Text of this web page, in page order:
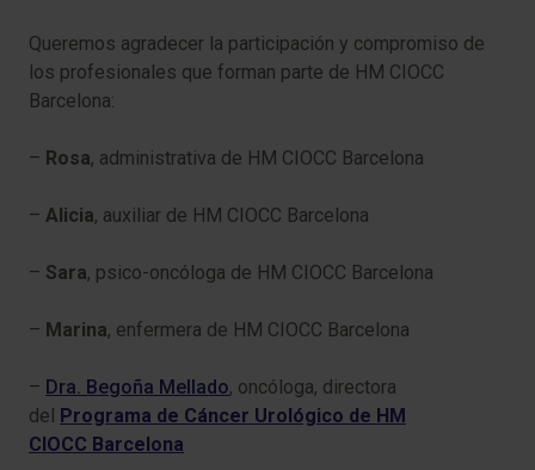
Queremos agradecer la participación y compromiso de
los profesionales que forman parte de HM CIOCC
Barcelona:
– Rosa, administrativa de HM CIOCC Barcelona
– Alicia, auxiliar de HM CIOCC Barcelona
– Sara, psico-oncóloga de HM CIOCC Barcelona
– Marina, enfermera de HM CIOCC Barcelona
– Dra. Begoña Mellado, oncóloga, directora
del
Programa de Cáncer Urológico de HM
CIOCC Barcelona